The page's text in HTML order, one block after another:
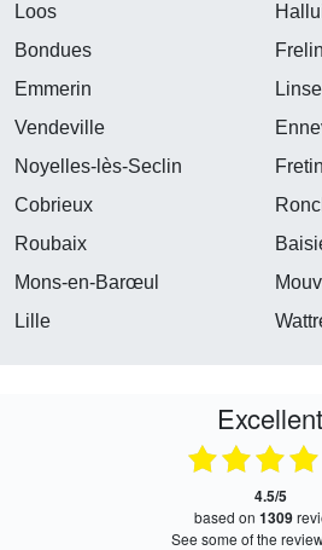
Loos
Bondues
Emmerin
Vendeville
Noyelles-lès-Seclin
Fretin
Cobrieux
Roubaix
Mons-en-Barœul
Lille
Excellent
4.5/5
based on 1309
see some of the